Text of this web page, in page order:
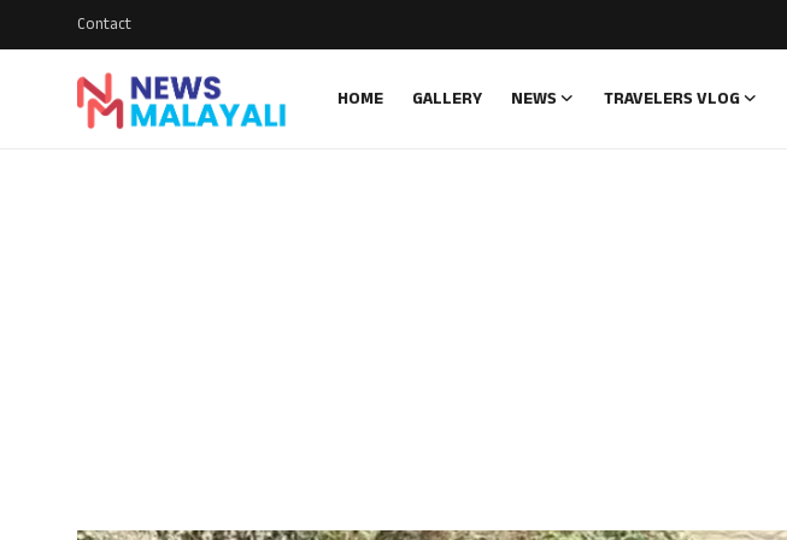
Contact
HOME GALLERY NEWS TRAVELERS VLOG